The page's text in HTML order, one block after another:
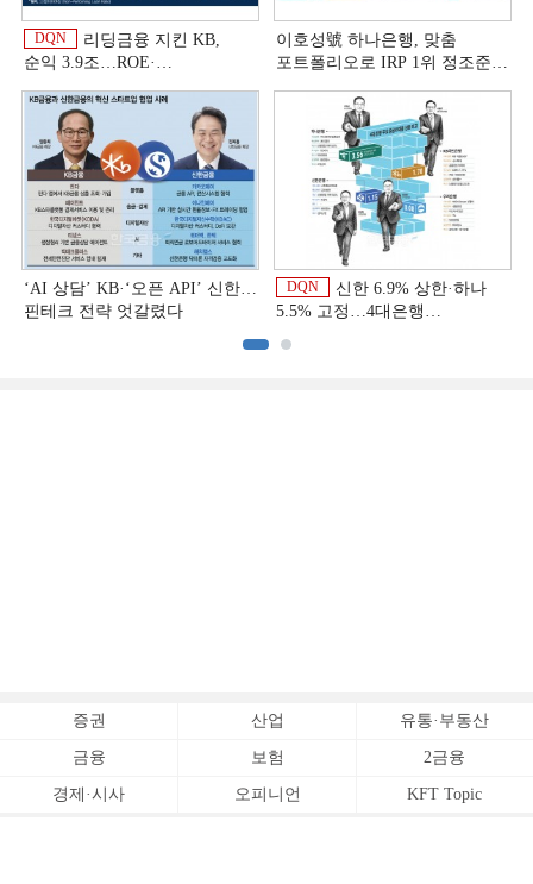
DQN
리딩금융 지킨 KB,
순익 3.9조…ROE·
상반기 금융 리그테이블]
이호성號 하나은행, 맞춤
포트폴리오로 IRP 1위 정조준
‘AI 상담’ KB·‘오픈 API’ 신한…
핀테크 전략 엇갈렸다
DQN
신한 6.9% 상한·하나
5.5% 고정…4대은행
증권 산업 유통·부동산
금융 보험 2금융
경제·시사 오피니언 KFT Topic